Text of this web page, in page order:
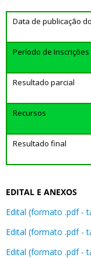
Data de publicação
Período de Inscrições
Resultado parcial
Recursos
Resultado final
EDITAL E ANEXOS
Edital (formato .pdf -
Edital (formato .pdf -
Edital (formato .pdf -